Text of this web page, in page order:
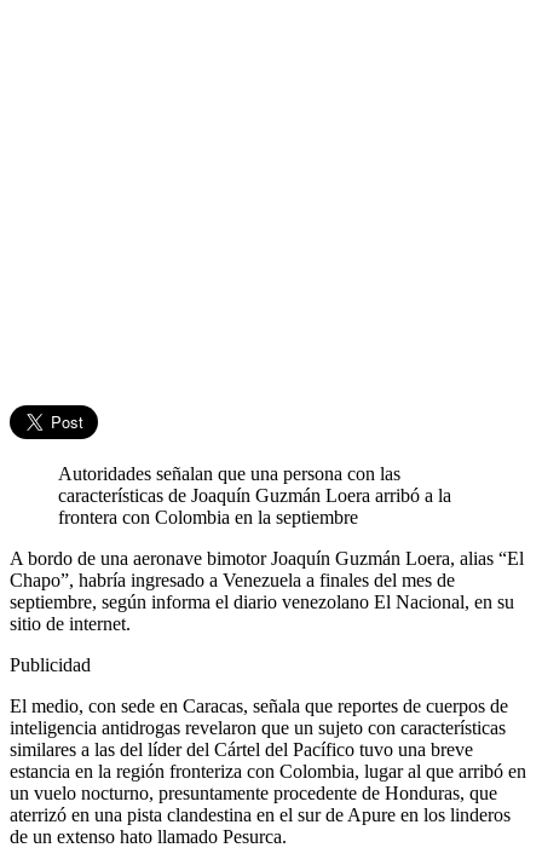
Autoridades señalan que una persona con las
características de Joaquín Guzmán Loera arribó a la
frontera con Colombia en la septiembre
A bordo de una aeronave bimotor Joaquín Guzmán Loera, alias “El
Chapo”, habría ingresado a Venezuela a finales del mes de
septiembre, según informa el diario venezolano El Nacional, en su
sitio de internet.
Publicidad
El medio, con sede en Caracas, señala que reportes de cuerpos de
inteligencia antidrogas revelaron que un sujeto con características
similares a las del líder del Cártel del Pacífico tuvo una breve
estancia en la región fronteriza con Colombia, lugar al que arribó en
un vuelo nocturno, presuntamente procedente de Honduras, que
aterrizó en una pista clandestina en el sur de Apure en los linderos
de un extenso hato llamado Pesurca.